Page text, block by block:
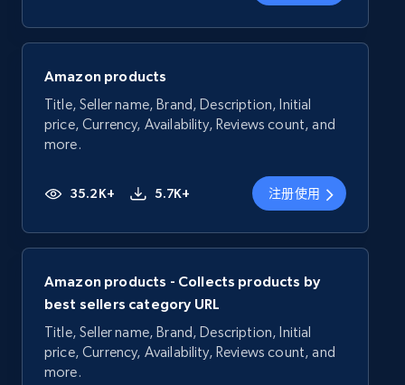
Amazon products
Title, Seller name, Brand, Description, Initial
price, Currency, Availability, Reviews count, and
more.
35.2K+ 5.7K+ 注册使用
Amazon products - Collects products by
best sellers category URL
Title, Seller name, Brand, Description, Initial
price, Currency, Availability, Reviews count, and
more.